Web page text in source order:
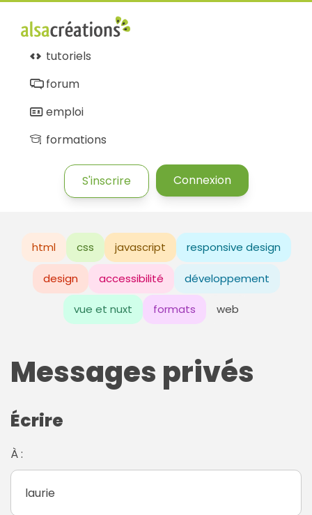
tutoriels
forum
emploi
formations
S'inscrire Connexion
html css javascript responsive design
design accessibilité développement
vue et nuxt formats web
Messages privés
Écrire
À :